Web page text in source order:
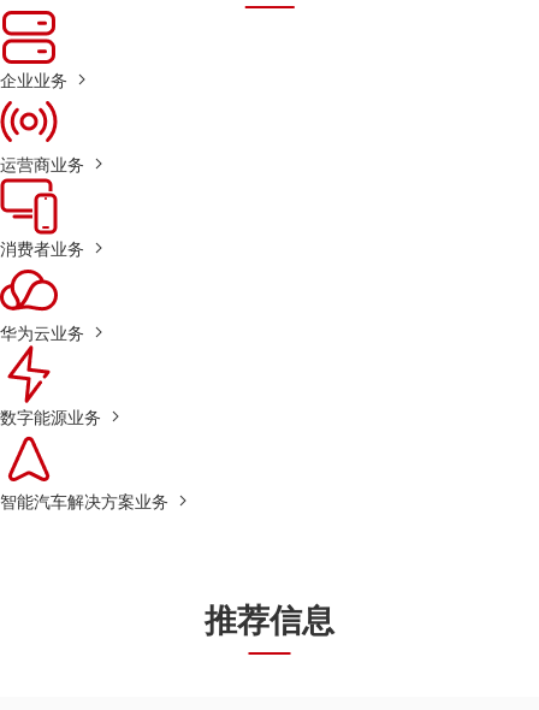
企业业务
运营商业务
消费者业务
华为云业务
数字能源业务
智能汽车解决方案业务
推荐信息